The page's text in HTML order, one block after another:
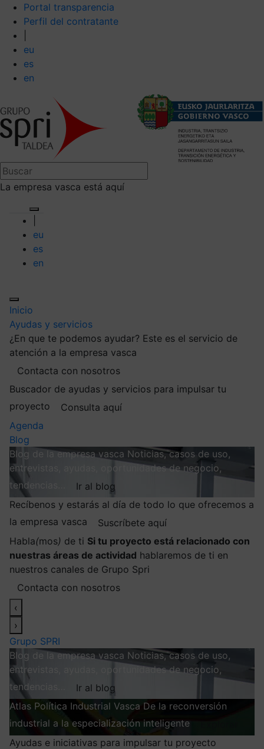
Portal transparencia
Perfil del contratante
eu
es
en
La empresa vasca está aquí
eu
es
en
Inicio
Ayudas y servicios
¿En que te podemos ayudar? Este es el servicio de
atención a la empresa vasca
Contacta con nosotros
Buscador de ayudas y servicios para impulsar tu
proyecto
Consulta aquí
Agenda
Blog
Blog de la empresa vasca Noticias, casos de uso,
entrevistas, ayudas, oportunidades de negocio,
tendencias…
Ir al blog
Recíbenos y estarás al día de todo lo que ofrecemos a
la empresa vasca
Suscríbete aquí
Habla(mos) de ti Si tu proyecto está relacionado con
nuestras áreas de actividad hablaremos de ti en
nuestros canales de Grupo Spri
Contacta con nosotros
‹
›
Grupo SPRI
Blog de la empresa vasca Noticias, casos de uso,
entrevistas, ayudas, oportunidades de negocio,
tendencias…
Ir al blog
Atlas Política Industrial Vasca De la reconversión
industrial a la especialización inteligente
Ayudas e iniciativas para impulsar tu proyecto